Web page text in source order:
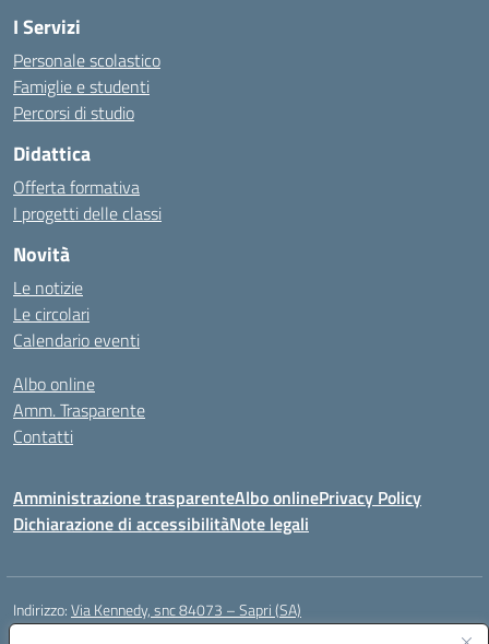
I Servizi
Personale scolastico
Famiglie e studenti
Percorsi di studio
Didattica
Offerta formativa
I progetti delle classi
Novità
Le notizie
Le circolari
Calendario eventi
Albo online
Amm. Trasparente
Contatti
Amministrazione trasparenteAlbo onlinePrivacy Policy
Dichiarazione di accessibilitàNote legali
Indirizzo:Via Kennedy, snc 84073 – Sapri (SA)
Centralino: